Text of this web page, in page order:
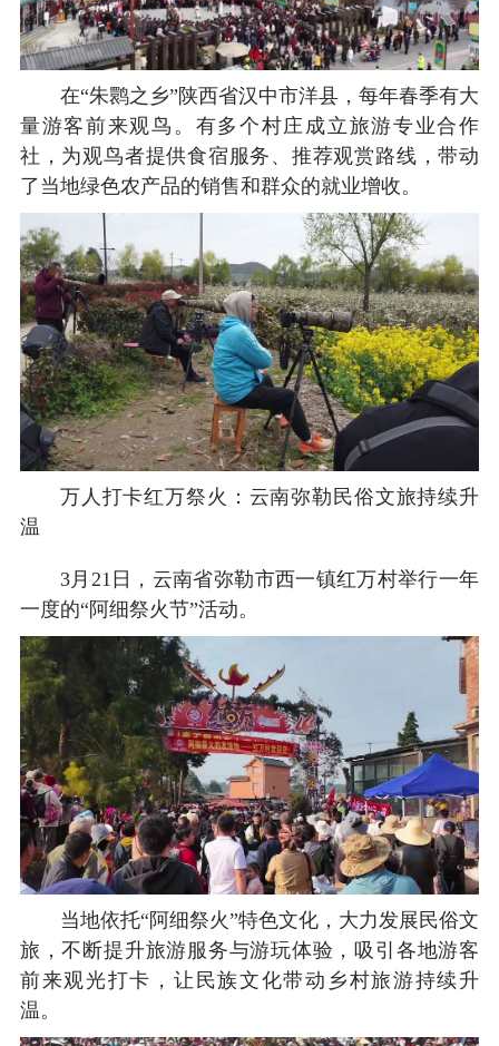
在“朱鹮之乡”陕西省汉中市洋县，每年春季有大
量游客前来观鸟。有多个村庄成立旅游专业合作
社，为观鸟者提供食宿服务、推荐观赏路线，带动
了当地绿色农产品的销售和群众的就业增收。
万人打卡红万祭火：云南弥勒民俗文旅持续升
温
3月21日，云南省弥勒市西一镇红万村举行一年
一度的“阿细祭火节”活动。
当地依托“阿细祭火”特色文化，大力发展民俗文
旅，不断提升旅游服务与游玩体验，吸引各地游客
前来观光打卡，让民族文化带动乡村旅游持续升
温。